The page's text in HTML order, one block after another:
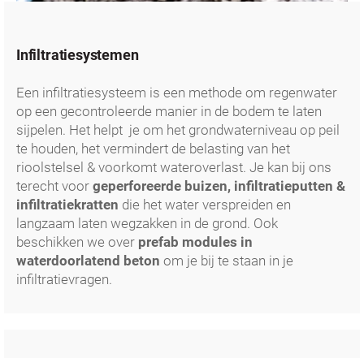
Infiltratiesystemen
Een infiltratiesysteem is een methode om regenwater
op een gecontroleerde manier in de bodem te laten
sijpelen. Het helpt je om het grondwaterniveau op peil
te houden, het vermindert de belasting van het
rioolstelsel & voorkomt wateroverlast. Je kan bij ons
terecht voor geperforeerde buizen, infiltratieputten &
infiltratiekratten die het water verspreiden en
langzaam laten wegzakken in de grond. Ook
beschikken we over prefab modules in
waterdoorlatend beton om je bij te staan in je
infiltratievragen.